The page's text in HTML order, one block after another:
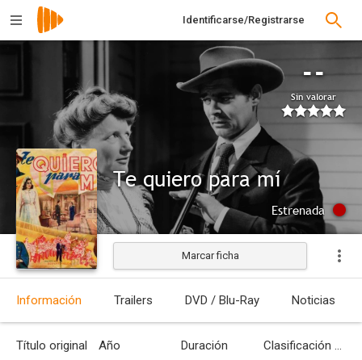
Identificarse/Registrarse
--
Sin valorar
Te quiero para mí
Estrenada
Marcar ficha
Información Trailers DVD / Blu-Ray Noticias
Título original Año Duración Clasificación por edades